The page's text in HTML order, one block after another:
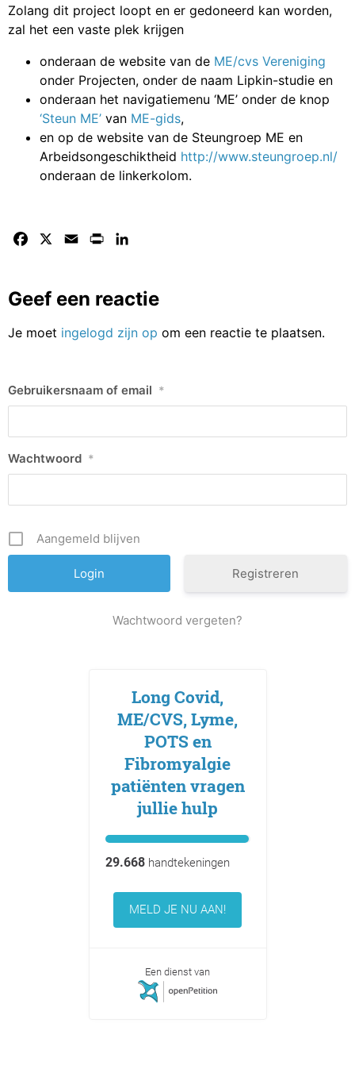
Zolang dit project loopt en er gedoneerd kan worden,
zal het een vaste plek krijgen
onderaan de website van de ME/cvs Vereniging
onder Projecten, onder de naam Lipkin-studie en
onderaan het navigatiemenu ‘ME’ onder de knop
‘Steun ME’ van ME-gids,
en op de website van de Steungroep ME en
Arbeidsongeschiktheid http://www.steungroep.nl/
onderaan de linkerkolom.
Facebook Email Print
Geef een reactie
Je moet ingelogd zijn op om een reactie te plaatsen.
Gebruikersnaam of email *
Wachtwoord *
Aangemeld blijven
Registreren
Wachtwoord vergeten?
Long Covid,
ME/CVS, Lyme,
POTS en
Fibromyalgie
patiënten vragen
jullie hulp
29.668handtekeningen
MELD JE NU AAN!
Een dienst van